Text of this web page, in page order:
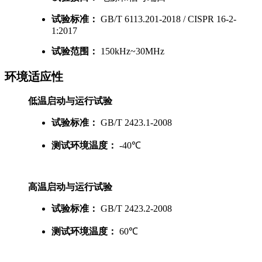
试验标准： GB/T 6113.201-2018 / CISPR 16-2-
1:2017
试验范围： 150kHz~30MHz
环境适应性
低温启动与运行试验
试验标准： GB/T 2423.1-2008
测试环境温度： -40℃
高温启动与运行试验
试验标准： GB/T 2423.2-2008
测试环境温度： 60℃